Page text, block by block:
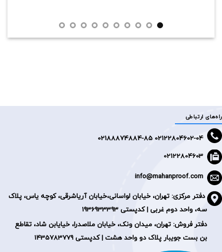
راه‌های ارتباطی
02122804602-04 0
2188874884-85
02122804603
دفتر مرکزی: تهران، خیابان لواسانی،خیابان آریاشرقی، کوچه یاس، پلاک
سه، واحد دوم غربی | کدپستی 1936933393
دفتر فروش: تهران، میدان ونک، خیابان ملاصدرا، خیایابن شاد، تقاطع
بن بست جویبار پلاک دو واحد هشت | کدپستی 1435783779